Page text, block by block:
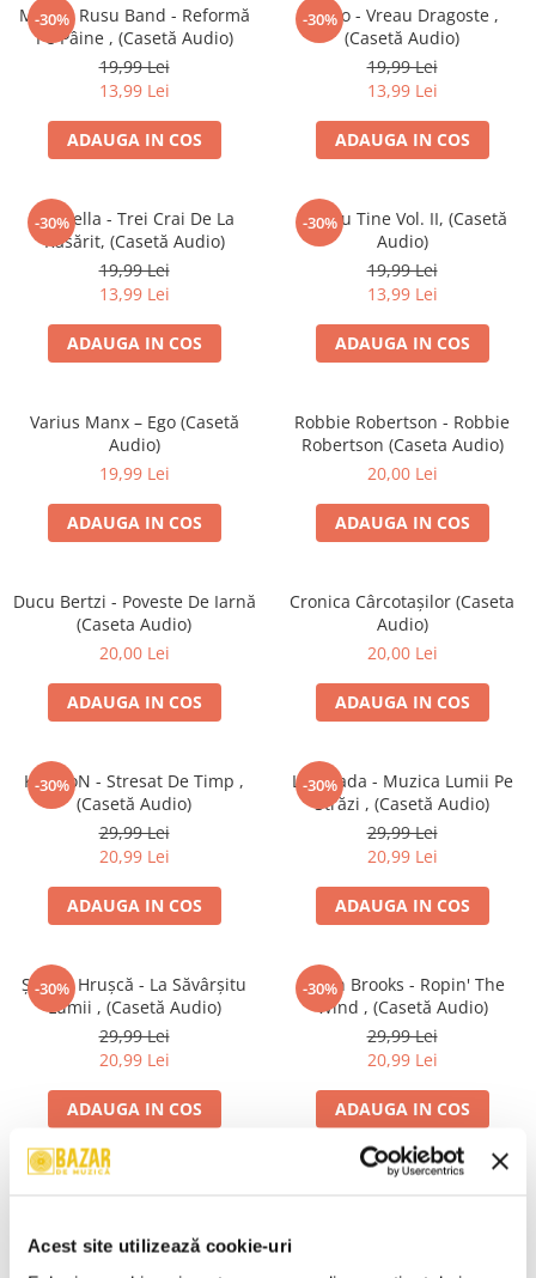
Acest site utilizează cookie-uri
Viniluri Românești
Colecția Electrecord
-30%
Mircea Rusu Band - Reformă
Pe Pâine , (Casetă Audio)
19,99 Lei
13,99 Lei
ADAUGA IN COS
-30%
Verso - Vreau Dragoste ,
(Casetă Audio)
19,99 Lei
13,99 Lei
ADAUGA IN COS
-30%
Acapella - Trei Crai De La
Răsărit, (Casetă Audio)
19,99 Lei
13,99 Lei
ADAUGA IN COS
-30%
Pentru Tine Vol. II, (Casetă
Audio)
19,99 Lei
13,99 Lei
ADAUGA IN COS
Varius Manx – Ego (Casetă
Audio)
19,99 Lei
ADAUGA IN COS
Robbie Robertson - Robbie
Robertson (Caseta Audio)
20,00 Lei
ADAUGA IN COS
Ducu Bertzi - Poveste De Iarnă
(Caseta Audio)
20,00 Lei
ADAUGA IN COS
Cronica Cârcotașilor (Caseta
Audio)
20,00 Lei
ADAUGA IN COS
-30%
KrYptoN - Stresat De Timp ,
(Casetă Audio)
29,99 Lei
20,99 Lei
ADAUGA IN COS
-30%
La Strada - Muzica Lumii Pe
Străzi , (Casetă Audio)
29,99 Lei
20,99 Lei
ADAUGA IN COS
-30%
Ștefan Hrușcă - La Săvârșitu
Lumii , (Casetă Audio)
29,99 Lei
20,99 Lei
ADAUGA IN COS
-30%
Garth Brooks - Ropin' The
Wind , (Casetă Audio)
29,99 Lei
20,99 Lei
ADAUGA IN COS
29,99 Lei